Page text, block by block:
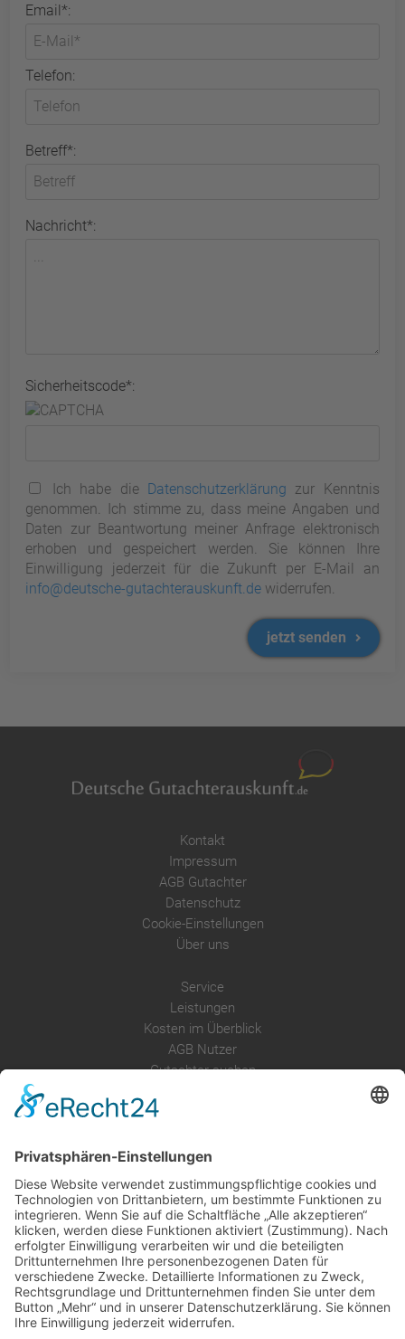
Email*:
Telefon:
Betreff*:
Nachricht*:
Sicherheitscode*:
Ich habe die Datenschutzerklärung zur Kenntnis
genommen. Ich stimme zu, dass meine Angaben und
Daten zur Beantwortung meiner Anfrage elektronisch
erhoben und gespeichert werden. Sie können Ihre
Einwilligung jederzeit für die Zukunft per E-Mail an
info@deutsche-gutachterauskunft.de widerrufen.
jetzt senden
Kontakt
Impressum
AGB Gutachter
Datenschutz
Cookie-Einstellungen
Über uns
Service
Leistungen
Kosten im Überblick
AGB Nutzer
Gutachter suchen
Anfrage
Presse
Partner: Der DGuSV
als Gutachter eintragen
Infos für Suchende